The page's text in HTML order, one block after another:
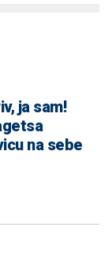
ja sam!
na sebe